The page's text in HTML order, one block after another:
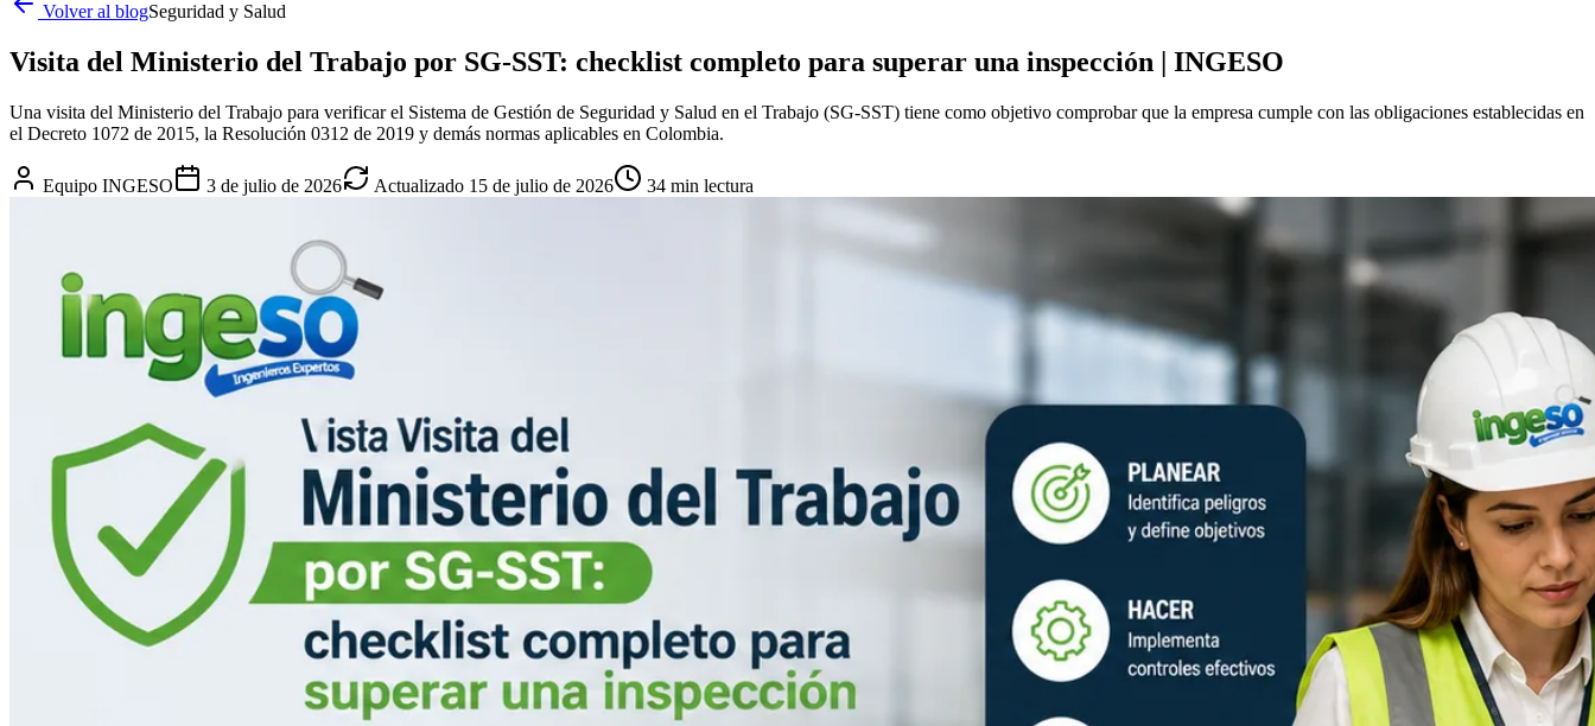
Volver al blogSeguridad y Salud
Visita del Ministerio del Trabajo por SG-SST: checklist completo para superar una inspección | INGESO
Una visita del Ministerio del Trabajo para verificar el Sistema de Gestión de Seguridad y Salud en el Trabajo (SG-SST) tiene como objetivo comprobar que la empresa cumple con las obligaciones establecidas en
el Decreto 1072 de 2015, la Resolución 0312 de 2019 y demás normas aplicables en Colombia.
Equipo INGESO 3 de julio de 2026 Actualizado 15 de julio de 2026 34 min lectura